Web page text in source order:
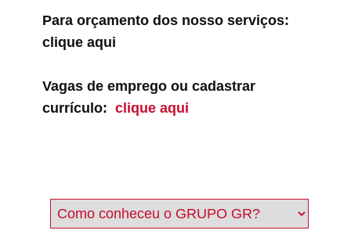
Para orçamento dos nosso serviços:
clique aqui
Vagas de emprego ou cadastrar
currículo: clique aqui